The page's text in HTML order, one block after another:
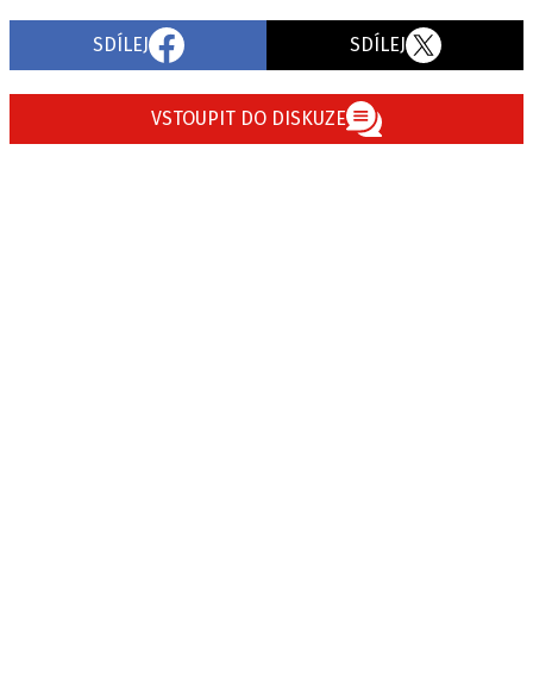
SDÍLEJ SDÍLEJ
VSTOUPIT DO DISKUZE